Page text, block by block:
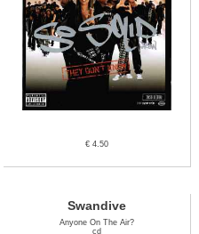
€ 4.50
Swandive
Anyone On The Air?
cd